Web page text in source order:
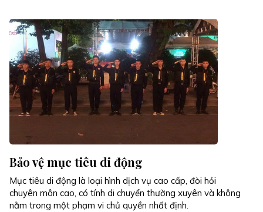
Bảo vệ mục tiêu di động
Mục tiêu di động là loại hình dịch vụ cao cấp, đòi hỏi
chuyên môn cao, có tính di chuyển thường xuyên và không
nằm trong một phạm vi chủ quyền nhất định.